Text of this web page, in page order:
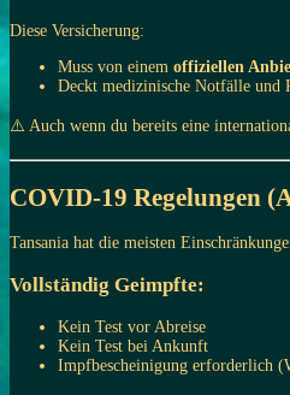
Diese Versicherung:
Muss von einem offiziellen
Deckt medizinische Notfälle und
⚠️ Auch wenn du bereits eine
COVID-19 Regelungen
Tansania hat die meisten
Vollständig Geimpfte:
Kein Test vor Abreise
Kein Test bei Ankunft
Impfbescheinigung erforderlich